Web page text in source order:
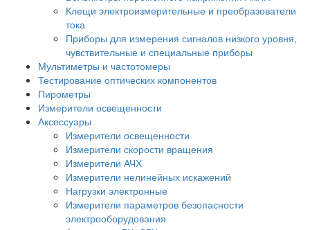
Клещи электроизмерительные и преобразователи
тока
Приборы для измерения сигналов низкого уровня,
чувствительные и специальные приборы
Мультиметры и частотомеры
Тестирование оптических компонентов
Пирометры
Измерители освещенности
Аксессуары
Измерители освещенности
Измерители скорости вращения
Измерители АЧХ
Измерители нелинейных искажений
Нагрузки электронные
Измерители параметров безопасности
электрооборудования